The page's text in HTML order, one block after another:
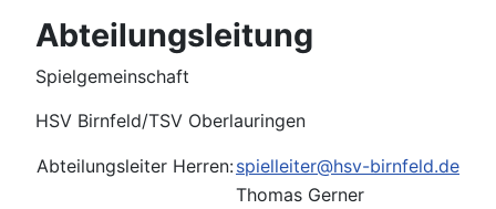
Abteilungsleitung
Spielgemeinschaft
HSV Birnfeld/TSV Oberlauringen
Abteilungsleiter Herren:spielleiter@hsv-birnfeld.de
Thomas Gerner